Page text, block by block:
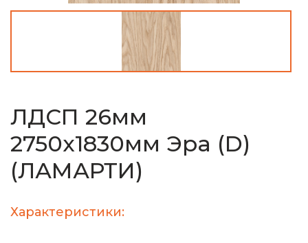
ЛДСП 26мм
2750х1830мм Эра (D)
(ЛАМАРТИ)
Характеристики: